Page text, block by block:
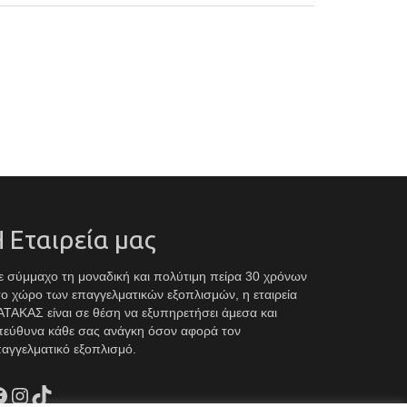
Εταιρεία μας
σύμμαχο τη μοναδική και πολύτιμη πείρα 30 χρόνων
χώρο των επαγγελματικών εξοπλισμών, η εταιρεία
είναι σε θέση να εξυπηρετήσει άμεσα και
κάθε σας ανάγκη όσον αφορά τον
εξοπλισμό.
Instagram
TikTok